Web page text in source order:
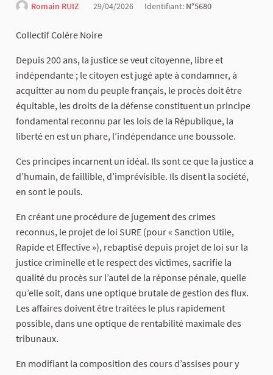
Romain RUIZ 29/04/2026 Identifiant: N°5680
Collectif Colère Noire
Depuis 200 ans, la justice se veut citoyenne, libre et
indépendante ; le citoyen est jugé apte à condamner, à
acquitter au nom du peuple français, le procès doit être
équitable, les droits de la défense constituent un principe
fondamental reconnu par les lois de la République, la
liberté en est un phare, l’indépendance une boussole.
Ces principes incarnent un idéal. Ils sont ce que la justice a
d’humain, de faillible, d’imprévisible. Ils disent la société,
en sont le pouls.
En créant une procédure de jugement des crimes
reconnus, le projet de loi SURE (pour « Sanction Utile,
Rapide et Effective »), rebaptisé depuis projet de loi sur la
justice criminelle et le respect des victimes, sacrifie la
qualité du procès sur l’autel de la réponse pénale, quelle
qu’elle soit, dans une optique brutale de gestion des flux.
Les affaires doivent être traitées le plus rapidement
possible, dans une optique de rentabilité maximale des
tribunaux.
En modifiant la composition des cours d’assises pour y